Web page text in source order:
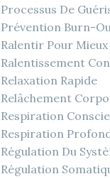
Processus De
Prévention Burn-
Ralentir Pour
Ralentissement
Relaxation Rapide
Relâchement
Respiration
Respiration
Régulation Du
Régulation